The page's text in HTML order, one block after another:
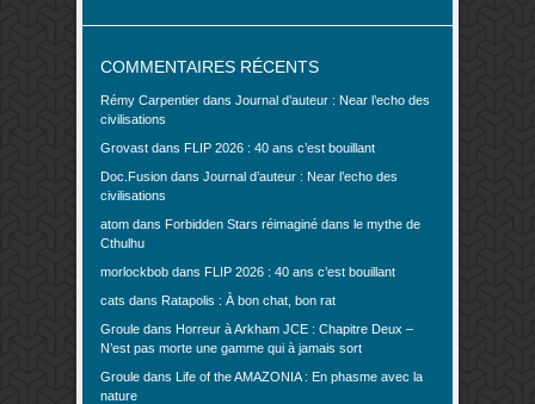
COMMENTAIRES RÉCENTS
Rémy Carpentier dans Journal d’auteur : Near l’echo des
civilisations
Grovast dans FLIP 2026 : 40 ans c’est bouillant
Doc.Fusion dans Journal d’auteur : Near l’echo des
civilisations
atom dans Forbidden Stars réimaginé dans le mythe de
Cthulhu
morlockbob dans FLIP 2026 : 40 ans c’est bouillant
cats dans Ratapolis : À bon chat, bon rat
Groule dans Horreur à Arkham JCE : Chapitre Deux –
N’est pas morte une gamme qui à jamais sort
Groule dans Life of the AMAZONIA : En phasme avec la
nature